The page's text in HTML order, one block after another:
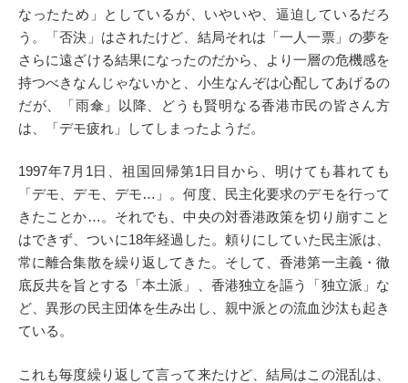
なったため」としているが、いやいや、逼迫しているだろ
う。「否決」はされたけど、結局それは「一人一票」の夢を
さらに遠ざける結果になったのだから、より一層の危機感を
持つべきなんじゃないかと、小生なんぞは心配してあげるの
だが、「雨傘」以降、どうも賢明なる香港市民の皆さん方
は、「デモ疲れ」してしまったようだ。
1997年7月1日、祖国回帰第1日目から、明けても暮れても
「デモ、デモ、デモ…」。何度、民主化要求のデモを行って
きたことか…。それでも、中央の対香港政策を切り崩すこと
はできず、ついに18年経過した。頼りにしていた民主派は、
常に離合集散を繰り返してきた。そして、香港第一主義・徹
底反共を旨とする「本土派」、香港独立を謳う「独立派」な
ど、異形の民主団体を生み出し、親中派との流血沙汰も起き
ている。
これも毎度繰り返して言って来たけど、結局はこの混乱は、